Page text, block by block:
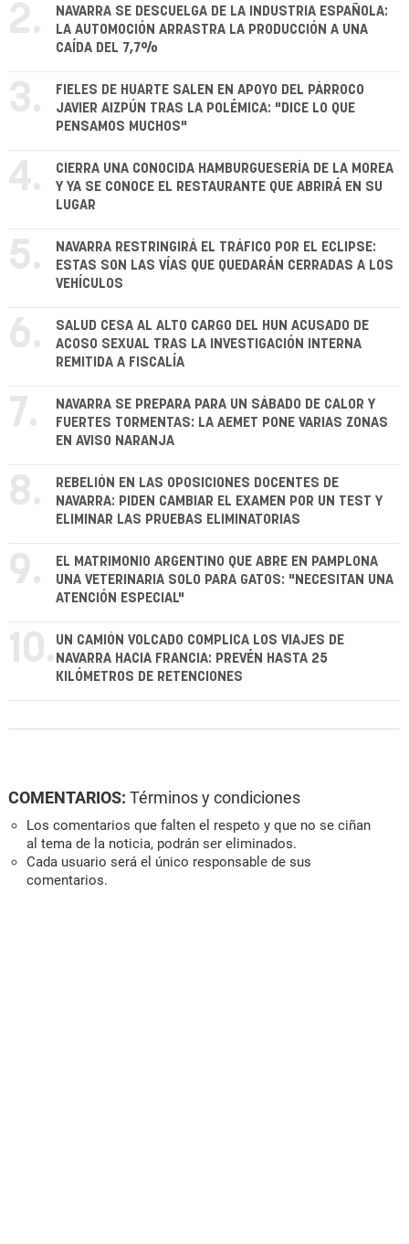
2.
NAVARRA SE DESCUELGA DE LA INDUSTRIA ESPAÑOLA:
LA AUTOMOCIÓN ARRASTRA LA PRODUCCIÓN A UNA
CAÍDA DEL 7,7%
3.
FIELES DE HUARTE SALEN EN APOYO DEL PÁRROCO
JAVIER AIZPÚN TRAS LA POLÉMICA: "DICE LO QUE
PENSAMOS MUCHOS"
4.
CIERRA UNA CONOCIDA HAMBURGUESERÍA DE LA MOREA
Y YA SE CONOCE EL RESTAURANTE QUE ABRIRÁ EN SU
LUGAR
5.
NAVARRA RESTRINGIRÁ EL TRÁFICO POR EL ECLIPSE:
ESTAS SON LAS VÍAS QUE QUEDARÁN CERRADAS A LOS
VEHÍCULOS
6.
SALUD CESA AL ALTO CARGO DEL HUN ACUSADO DE
ACOSO SEXUAL TRAS LA INVESTIGACIÓN INTERNA
REMITIDA A FISCALÍA
7.
NAVARRA SE PREPARA PARA UN SÁBADO DE CALOR Y
FUERTES TORMENTAS: LA AEMET PONE VARIAS ZONAS
EN AVISO NARANJA
8.
REBELIÓN EN LAS OPOSICIONES DOCENTES DE
NAVARRA: PIDEN CAMBIAR EL EXAMEN POR UN TEST Y
ELIMINAR LAS PRUEBAS ELIMINATORIAS
9.
EL MATRIMONIO ARGENTINO QUE ABRE EN PAMPLONA
UNA VETERINARIA SOLO PARA GATOS: "NECESITAN UNA
ATENCIÓN ESPECIAL"
10. UN CAMIÓN VOLCADO COMPLICA LOS VIAJES DE
NAVARRA HACIA FRANCIA: PREVÉN HASTA 25
KILÓMETROS DE RETENCIONES
COMENTARIOS: Términos y condiciones
Los comentarios que falten el respeto y que no se ciñan
al tema de la noticia, podrán ser eliminados.
Cada usuario será el único responsable de sus
comentarios.